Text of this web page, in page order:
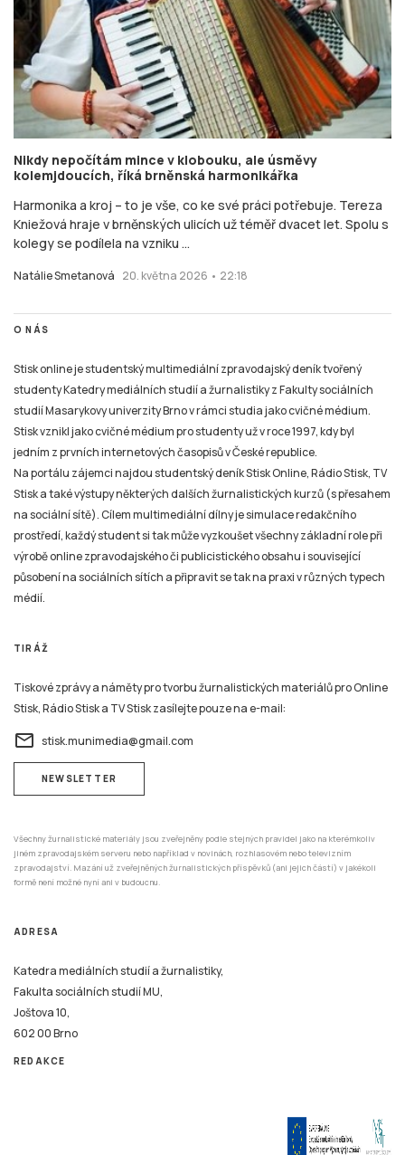
Nikdy nepočítám mince v klobouku, ale úsměvy
kolemjdoucích, říká brněnská harmonikářka
Harmonika a kroj – to je vše, co ke své práci potřebuje. Tereza
Kniežová hraje v brněnských ulicích už téměř dvacet let. Spolu s
kolegy se podílela na vzniku ...
Natálie Smetanová 20. května 2026 • 22:18
O NÁS
Stisk online je studentský multimediální zpravodajský deník tvořený
studenty Katedry mediálních studií a žurnalistiky z Fakulty sociálních
studií Masarykovy univerzity Brno v rámci studia jako cvičné médium.
Stisk vznikl jako cvičné médium pro studenty už v roce 1997, kdy byl
jedním z prvních internetových časopisů v České republice.
Na portálu zájemci najdou studentský deník Stisk Online, Rádio Stisk, TV
Stisk a také výstupy některých dalších žurnalistických kurzů (s přesahem
na sociální sítě). Cílem multimediální dílny je simulace redakčního
prostředí, každý student si tak může vyzkoušet všechny základní role při
výrobě online zpravodajského či publicistického obsahu i související
působení na sociálních sítích a připravit se tak na praxi v různých typech
médií.
TIRÁŽ
Tiskové zprávy a náměty pro tvorbu žurnalistických materiálů pro Online
Stisk, Rádio Stisk a TV Stisk zasílejte pouze na e-mail:
email stisk.munimedia@gmail.com
NEWSLETTER
Všechny žurnalistické materiály jsou zveřejněny podle stejných pravidel jako na kterémkoliv
jiném zpravodajském serveru nebo například v novinách, rozhlasovém nebo televizním
zpravodajství. Mazání už zveřejněných žurnalistických příspěvků (ani jejich částí) v jakékoli
formě není možné nyní ani v budoucnu.
ADRESA
Katedra mediálních studií a žurnalistiky,
Fakulta sociálních studií MU,
Joštova 10,
602 00 Brno
REDAKCE